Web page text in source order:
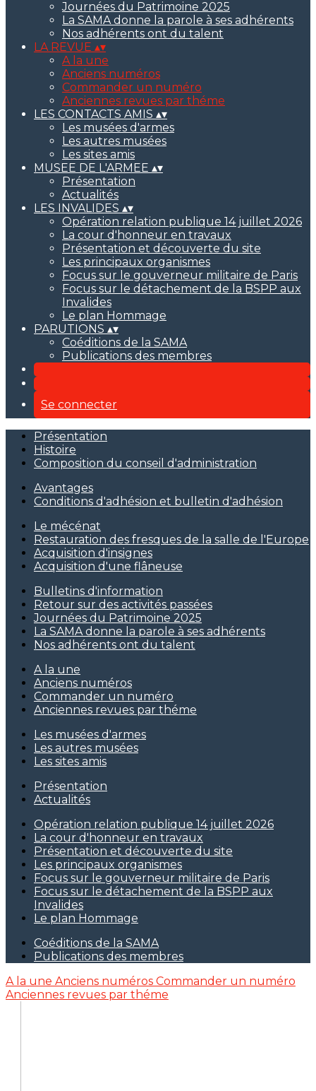
Journées du Patrimoine 2025
La SAMA donne la parole à ses adhérents
Nos adhérents ont du talent
LA REVUE ▴▾
A la une
Anciens numéros
Commander un numéro
Anciennes revues par théme
LES CONTACTS AMIS ▴▾
Les musées d'armes
Les autres musées
Les sites amis
MUSEE DE L'ARMEE ▴▾
Présentation
Actualités
LES INVALIDES ▴▾
Opération relation publique 14 juillet 2026
La cour d'honneur en travaux
Présentation et découverte du site
Les principaux organismes
Focus sur le gouverneur militaire de Paris
Focus sur le détachement de la BSPP aux
Invalides
Le plan Hommage
PARUTIONS ▴▾
Coéditions de la SAMA
Publications des membres
Se connecter
Présentation
Histoire
Composition du conseil d'administration
Avantages
Conditions d'adhésion et bulletin d'adhésion
Le mécénat
Restauration des fresques de la salle de l'Europe
Acquisition d'insignes
Acquisition d'une flâneuse
Bulletins d'information
Retour sur des activités passées
Journées du Patrimoine 2025
La SAMA donne la parole à ses adhérents
Nos adhérents ont du talent
A la une
Anciens numéros
Commander un numéro
Anciennes revues par théme
Les musées d'armes
Les autres musées
Les sites amis
Présentation
Actualités
Opération relation publique 14 juillet 2026
La cour d'honneur en travaux
Présentation et découverte du site
Les principaux organismes
Focus sur le gouverneur militaire de Paris
Focus sur le détachement de la BSPP aux
Invalides
Le plan Hommage
Coéditions de la SAMA
Publications des membres
A la une Anciens numéros Commander un numéro
Anciennes revues par théme